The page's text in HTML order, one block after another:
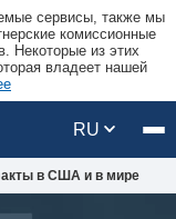
сервисы, также мы
комиссионные
Некоторые из этих
владеет нашей
RU
в США и в мире